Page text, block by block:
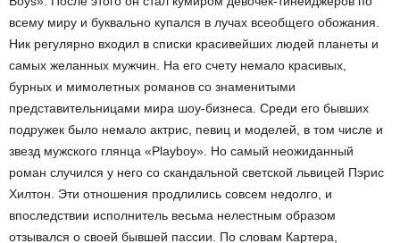
всему миру и буквально купался в лучах всеобщего обожания.
Ник регулярно входил в списки красивейших людей планеты и
самых желанных мужчин. На его счету немало красивых,
бурных и мимолетных романов со знаменитыми
представительницами мира шоу-бизнеса. Среди его бывших
подружек было немало актрис, певиц и моделей, в том числе и
звезд мужского глянца «Playboy». Но самый неожиданный
роман случился у него со скандальной светской львицей Пэрис
Хилтон. Эти отношения продлились совсем недолго, и
впоследствии исполнитель весьма нелестным образом
отзывался о своей бывшей пассии. По словам Картера,